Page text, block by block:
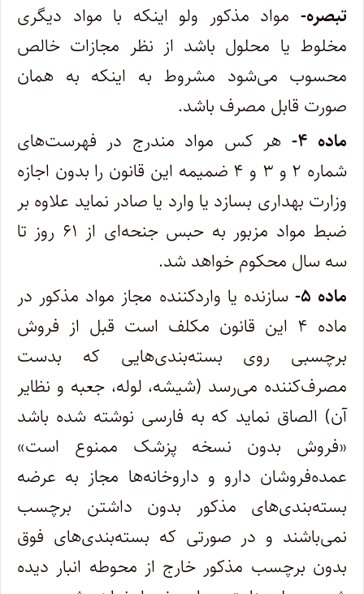
تبصره- مواد مذکور ولو اینکه با مواد دیگری
مخلوط یا محلول باشد از نظر مجازات خالص
محسوب می‌شود مشروط به اینکه به همان
صورت قابل‌ مصرف باشد.
ماده ۴-
هر کس مواد مندرج در فهرست‌های
شماره ۲ و ۳ و ۴ ضمیمه این قانون را بدون اجازه
وزارت بهداری بسازد یا وارد یا صادر نماید علاوه بر
ضبط مواد مزبور به حبس جنحه‌ای از ۶۱ روز تا
سه سال محکوم خواهد شد.
ماده ۵-
سازنده یا واردکننده مجاز مواد مذکور در
ماده ۴ این قانون مکلف است قبل از فروش
برچسبی روی بسته‌بندی‌هایی که بدست
مصرف‌کننده‌ می‌رسد (‌شیشه، لوله، جعبه و نظایر
آن) الصاق نماید که به فارسی نوشته شده باشد
«‌فروش بدون نسخه پزشک ممنوع است»
عمده‌فروشان دارو و ‌داروخانه‌ها مجاز به عرضه
بسته‌بندی‌های مذکور بدون داشتن برچسب
نمی‌باشند و در صورتی که بسته‌بندی‌های فوق
بدون برچسب مذکور خارج از‌ محوطه انبار دیده